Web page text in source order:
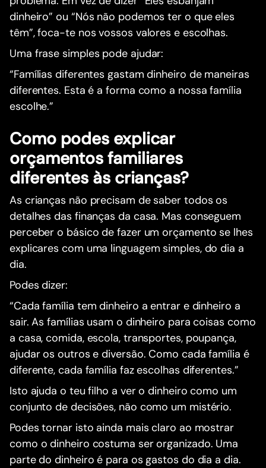
dinheiro” ou “Nós não podemos ter o que eles
têm”, foca-te nos vossos valores e escolhas.
Uma frase simples pode ajudar:
“Famílias diferentes gastam dinheiro de maneiras
diferentes. Esta é a forma como a nossa família
escolhe.”
Como podes explicar
orçamentos familiares
diferentes às crianças?
As crianças não precisam de saber todos os
detalhes das finanças da casa. Mas conseguem
perceber o básico de fazer um orçamento se lhes
explicares com uma linguagem simples, do dia a
dia.
Podes dizer:
“Cada família tem dinheiro a entrar e dinheiro a
sair. As famílias usam o dinheiro para coisas como
a casa, comida, escola, transportes, poupança,
ajudar os outros e diversão. Como cada família é
diferente, cada família faz escolhas diferentes.”
Isto ajuda o teu filho a ver o dinheiro como um
conjunto de decisões, não como um mistério.
Podes tornar isto ainda mais claro ao mostrar
como o dinheiro costuma ser organizado. Uma
parte do dinheiro é para os gastos do dia a dia.